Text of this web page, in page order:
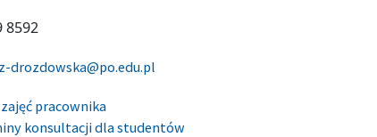
8592
drozdowska@po.edu.pl
pracownika
konsultacji dla studentów